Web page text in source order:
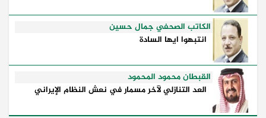
الكاتب الصحفي جمال حسين
انتبهوا ايها السادة
القبطان محمود المحمود
العد التنازلي لآخر مسمار في نعش النظام الإيراني